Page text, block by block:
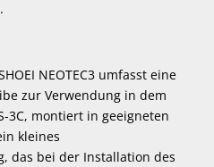
NEOTEC3 umfasst eine
zur Verwendung in dem
3C, montiert in geeigneten
kleines
das bei der Installation des